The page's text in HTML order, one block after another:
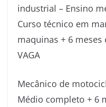
industrial – Ensino
Curso técnico em
maquinas + 6 meses
VAGA
Mecânico de
Médio completo + 6